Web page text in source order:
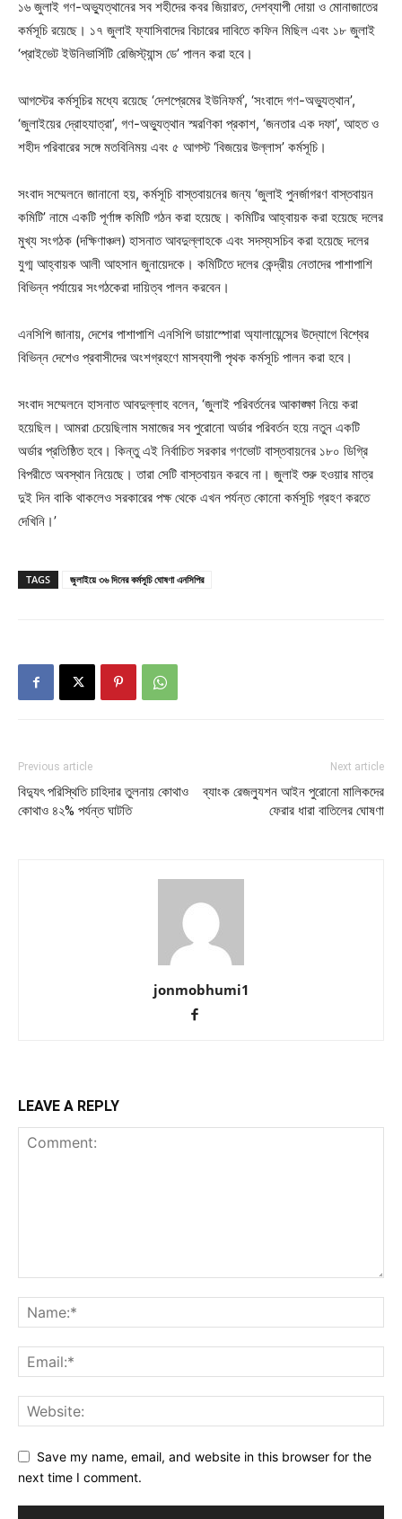
১৬ জুলাই গণ-অভ্যুত্থানের সব শহীদের কবর জিয়ারত, দেশব্যাপী দোয়া ও মোনাজাতের
কর্মসূচি রয়েছে। ১৭ জুলাই ফ্যাসিবাদের বিচারের দাবিতে কফিন মিছিল এবং ১৮ জুলাই
‘প্রাইভেট ইউনিভার্সিটি রেজিস্ট্যান্স ডে’ পালন করা হবে।
আগস্টের কর্মসূচির মধ্যে রয়েছে ‘দেশপ্রেমের ইউনিফর্ম’, ‘সংবাদে গণ-অভ্যুত্থান’,
‘জুলাইয়ের দ্রোহযাত্রা’, গণ-অভ্যুত্থান স্মরণিকা প্রকাশ, ‘জনতার এক দফা’, আহত ও
শহীদ পরিবারের সঙ্গে মতবিনিময় এবং ৫ আগস্ট ‘বিজয়ের উল্লাস’ কর্মসূচি।
সংবাদ সম্মেলনে জানানো হয়, কর্মসূচি বাস্তবায়নের জন্য ‘জুলাই পুনর্জাগরণ বাস্তবায়ন
কমিটি’ নামে একটি পূর্ণাঙ্গ কমিটি গঠন করা হয়েছে। কমিটির আহ্বায়ক করা হয়েছে দলের
মুখ্য সংগঠক (দক্ষিণাঞ্চল) হাসনাত আবদুল্লাহকে এবং সদস্যসচিব করা হয়েছে দলের
যুগ্ম আহ্বায়ক আলী আহসান জুনায়েদকে। কমিটিতে দলের কেন্দ্রীয় নেতাদের পাশাপাশি
বিভিন্ন পর্যায়ের সংগঠকেরা দায়িত্ব পালন করবেন।
এনসিপি জানায়, দেশের পাশাপাশি এনসিপি ডায়াস্পোরা অ্যালায়েন্সের উদ্যোগে বিশ্বের
বিভিন্ন দেশেও প্রবাসীদের অংশগ্রহণে মাসব্যাপী পৃথক কর্মসূচি পালন করা হবে।
সংবাদ সম্মেলনে হাসনাত আবদুল্লাহ বলেন, ‘জুলাই পরিবর্তনের আকাঙ্ক্ষা নিয়ে করা
হয়েছিল। আমরা চেয়েছিলাম সমাজের সব পুরোনো অর্ডার পরিবর্তন হয়ে নতুন একটি
অর্ডার প্রতিষ্ঠিত হবে। কিন্তু এই নির্বাচিত সরকার গণভোট বাস্তবায়নের ১৮০ ডিগ্রি
বিপরীতে অবস্থান নিয়েছে। তারা সেটি বাস্তবায়ন করবে না। জুলাই শুরু হওয়ার মাত্র
দুই দিন বাকি থাকলেও সরকারের পক্ষ থেকে এখন পর্যন্ত কোনো কর্মসূচি গ্রহণ করতে
দেখিনি।’
TAGS জুলাইয়ে ৩৬ দিনের কর্মসূচি ঘোষণা এনসিপির
Previous article
বিদ্যুৎ পরিস্থিতি চাহিদার তুলনায় কোথাও
কোথাও ৪২% পর্যন্ত ঘাটতি
Next article
ব্যাংক রেজল্যুশন আইন পুরোনো মালিকদের
ফেরার ধারা বাতিলের ঘোষণা
jonmobhumi1
LEAVE A REPLY
Save my name, email, and website in this browser for the
next time I comment.